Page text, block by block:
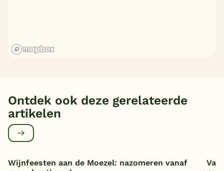
Ontdek ook deze gerelateerde
artikelen
Wijnfeesten aan de Moezel: nazomeren vanaf